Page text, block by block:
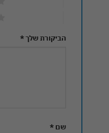
הביקורת שלך*
שם *